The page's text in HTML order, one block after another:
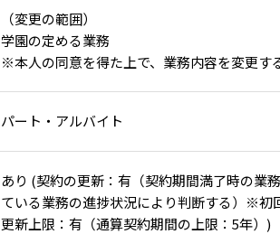
（変更の範囲）
学園の定める業務
※本人の同意を得た上で、業務内容を変更す
パート・アルバイト
あり (契約の更新：有（契約期間満了時の業
ている業務の進捗状況により判断する）※初
更新上限：有（通算契約期間の上限：5年）)